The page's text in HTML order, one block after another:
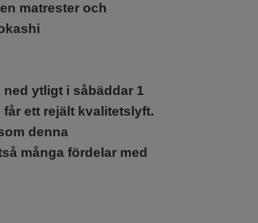
matrester och
ytligt i såbäddar 1
ett rejält kvalitetslyft.
denna
många fördelar med